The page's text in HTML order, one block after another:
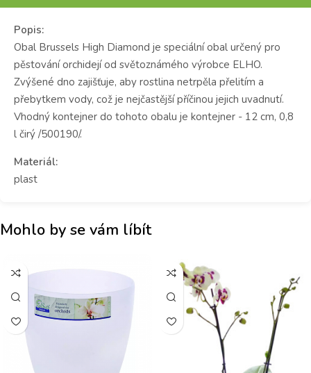
Popis:
Obal Brussels High Diamond je speciální obal určený pro
pěstování orchidejí od světoznámého výrobce ELHO.
Zvýšené dno zajišťuje, aby rostlina netrpěla přelitím a
přebytkem vody, což je nejčastější příčinou jejich uvadnutí.
Vhodný kontejner do tohoto obalu je kontejner - 12 cm, 0,8
l čirý /500190/.
Materiál:
plast
Mohlo by se vám líbít